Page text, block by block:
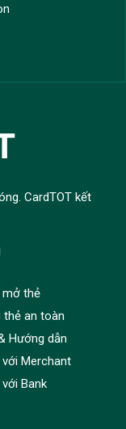
CardTOT kết
mở thẻ
thẻ an toàn
Hướng dẫn
Merchant
Bank